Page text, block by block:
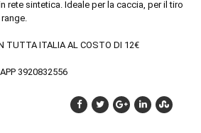
rete sintetica. Ideale per la caccia, per il tiro
TUTTA ITALIA AL COSTO DI 12€
3920832556